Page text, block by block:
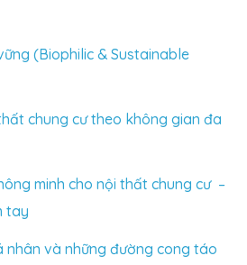
(Biophilic & Sustainable
chung cư theo không gian đa
minh cho nội thất chung cư –
tay
nhân và những đường cong táo